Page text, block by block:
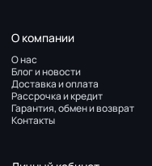
О компании
О нас
Блог и новости
Доставка и оплата
Рассрочка и кредит
Гарантия, обмен и возврат
Контакты